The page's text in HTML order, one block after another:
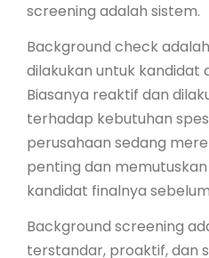
screening adalah sistem.
Background check
dilakukan untuk kandidat
Biasanya reaktif dan
terhadap kebutuhan
perusahaan sedang
penting dan
kandidat finalnya
Background screening
terstandar, proaktif, dan